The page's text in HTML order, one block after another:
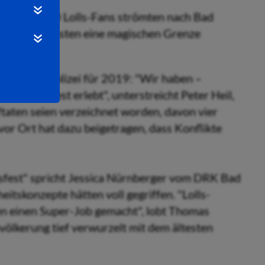
530.000 Lolls-Fans strömten nach Bad
Gästen eine magischen Grenze
Polizei für 2019: "Wir haben –
Lullusfest erlebt", unterstreicht Peter Heil,
seien verzeichnet worden, davon vier
Ort hat dazu beigetragen, dass Konflikte
spricht Jessica Nürnberger vom DRK Bad
hätten voll gegriffen. "Lolls-
einen Super-Job gemacht", lobt Thomas
tief verwurzelt mit dem ältesten